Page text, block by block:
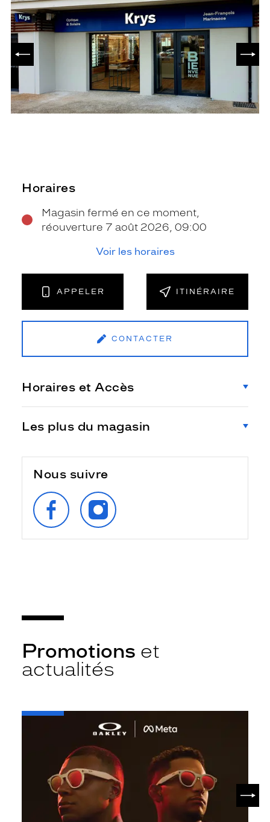
Horaires
Magasin fermé en ce moment,
réouverture 7 août 2026, 09:00
Voir les horaires
APPELER ITINÉRAIRE
CONTACTER
Horaires et Accès
Les plus du magasin
Nous suivre
SUIVEZ‑NOUS
SUR
FACEBOOK
SUIVEZ‑NOUS
SUR
INSTAGRAM
Promotions et
actualités
-